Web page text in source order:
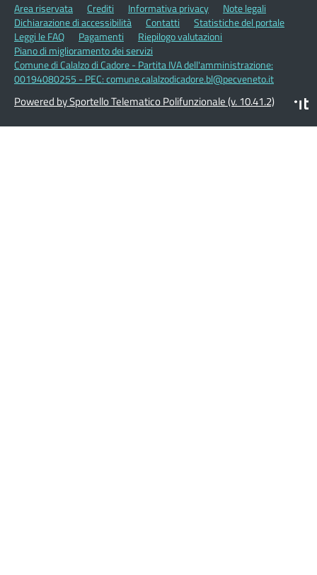
Area riservata Crediti Informativa privacy
Note legali
Dichiarazione di accessibilità
Contatti
Statistiche del portale
Leggi le FAQ
Pagamenti
Riepilogo valutazioni
Piano di miglioramento dei servizi
Comune di Calalzo di Cadore - Partita IVA dell'amministrazione:
00194080255 - PEC: comune.calalzodicadore.bl@pecveneto.it
Powered by Sportello Telematico Polifunzionale (v. 10.41.2)